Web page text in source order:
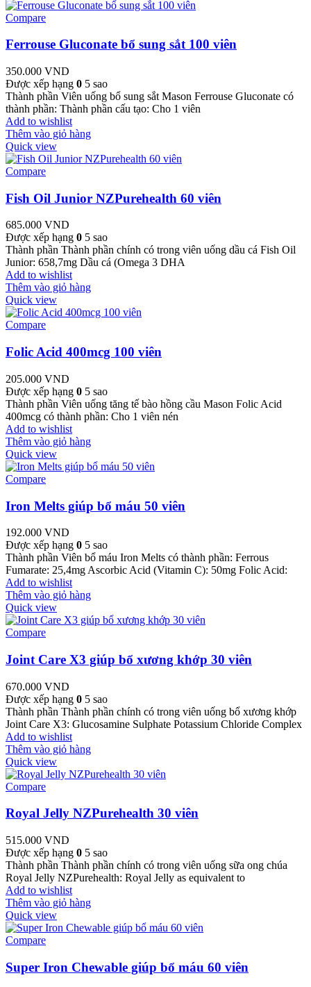
Compare
Ferrouse Gluconate bổ sung sắt 100 viên
350.000 VND
Được xếp hạng 0 5 sao
Thành phần Viên uống bổ sung sắt Mason Ferrouse Gluconate có
thành phần: Thành phần cấu tạo: Cho 1 viên
Add to wishlist
Thêm vào giỏ hàng
Quick view
Compare
Fish Oil Junior NZPurehealth 60 viên
685.000 VND
Được xếp hạng 0 5 sao
Thành phần Thành phần chính có trong viên uống dầu cá Fish Oil
Junior: 658,7mg Dầu cá (Omega 3 DHA
Add to wishlist
Thêm vào giỏ hàng
Quick view
Compare
Folic Acid 400mcg 100 viên
205.000 VND
Được xếp hạng 0 5 sao
Thành phần Viên uống tăng tế bào hồng cầu Mason Folic Acid
400mcg có thành phần: Cho 1 viên nén
Add to wishlist
Thêm vào giỏ hàng
Quick view
Compare
Iron Melts giúp bổ máu 50 viên
192.000 VND
Được xếp hạng 0 5 sao
Thành phần Viên bổ máu Iron Melts có thành phần: Ferrous
Fumarate: 25,4mg Ascorbic Acid (Vitamin C): 50mg Folic Acid:
Add to wishlist
Thêm vào giỏ hàng
Quick view
Compare
Joint Care X3 giúp bổ xương khớp 30 viên
670.000 VND
Được xếp hạng 0 5 sao
Thành phần Thành phần chính có trong viên uống bổ xương khớp
Joint Care X3: Glucosamine Sulphate Potassium Chloride Complex
Add to wishlist
Thêm vào giỏ hàng
Quick view
Compare
Royal Jelly NZPurehealth 30 viên
515.000 VND
Được xếp hạng 0 5 sao
Thành phần Thành phần chính có trong viên uống sữa ong chúa
Royal Jelly NZPurehealth: Royal Jelly as equivalent to
Add to wishlist
Thêm vào giỏ hàng
Quick view
Compare
Super Iron Chewable giúp bổ máu 60 viên